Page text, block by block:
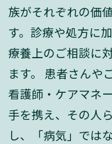
族がそれぞれの価
す。診療や処方に
療養上のご相談に
ます。 患者さんや
看護師・ケアマネ
手を携え、その人
し、「病気」では